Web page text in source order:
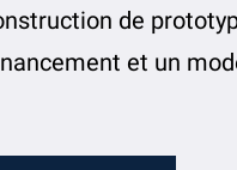
de
et un